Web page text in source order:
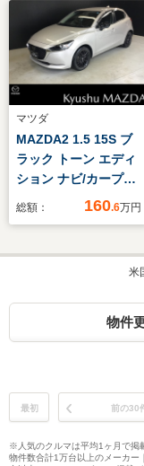
マツダ
MAZDA2 1.5 15S ブ
ラック トーン エディ
ション ナビ/カープレ
イ/全方位カメラ/衝突
レジット対応
総額： 160.6万円
米
物件
最初 前の30
※人気のクルマは平均1ヶ月で掲
物件数合計1万台以上のメーカ